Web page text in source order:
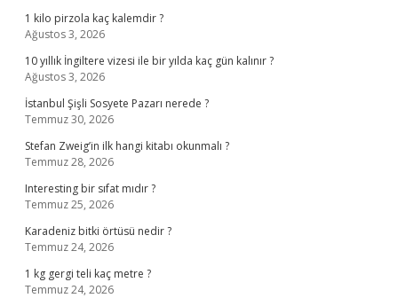
1 kilo pirzola kaç kalemdir ?
Ağustos 3, 2026
10 yıllık İngiltere vizesi ile bir yılda kaç gün kalınır ?
Ağustos 3, 2026
İstanbul Şişli Sosyete Pazarı nerede ?
Temmuz 30, 2026
Stefan Zweig’in ilk hangi kitabı okunmalı ?
Temmuz 28, 2026
Interesting bir sıfat mıdır ?
Temmuz 25, 2026
Karadeniz bitki örtüsü nedir ?
Temmuz 24, 2026
1 kg gergi teli kaç metre ?
Temmuz 24, 2026